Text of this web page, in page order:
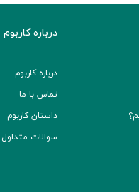
درباره کاربوم
درباره کاربوم
تماس با ما
داستان کاربوم
سوالات متداول